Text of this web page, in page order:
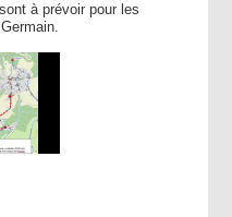
à prévoir pour les